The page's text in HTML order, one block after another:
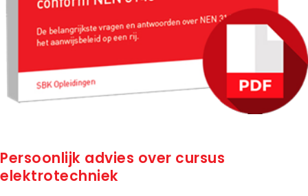
Persoonlijk advies over cursus
elektrotechniek